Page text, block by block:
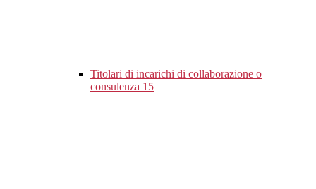
Titolari di incarichi di collaborazione o
consulenza 15